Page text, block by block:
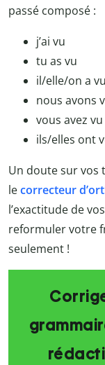
passé composé :
j’ai vu
tu as vu
il/elle/on a vu
nous avons
vous avez vu
ils/elles ont
Un doute sur vos
lecorrecteur
l’exactitude de
reformuler votre
seulement !